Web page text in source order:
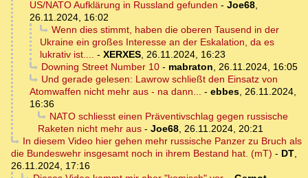
US/NATO Aufklärung in Russland gefunden - Joe68,
26.11.2024, 16:02
Wenn dies stimmt, haben die oberen Tausend in der
Ukraine ein großes Interesse an der Eskalation, da es
lukrativ ist.... - XERXES, 26.11.2024, 16:23
Downing Street Number 10- mabraton, 26.11.2024, 16:05
Und gerade gelesen: Lawrow schließt den Einsatz von
Atomwaffen nicht mehr aus - na dann... - ebbes, 26.11.2024,
16:36
NATO schliesst einen Präventivschlag gegen russische
Raketen nicht mehr aus - Joe68, 26.11.2024, 20:21
In diesem Video hier gehen mehr russische Panzer zu Bruch als
die Bundeswehr insgesamt noch in ihrem Bestand hat. (mT) - DT,
26.11.2024, 17:16